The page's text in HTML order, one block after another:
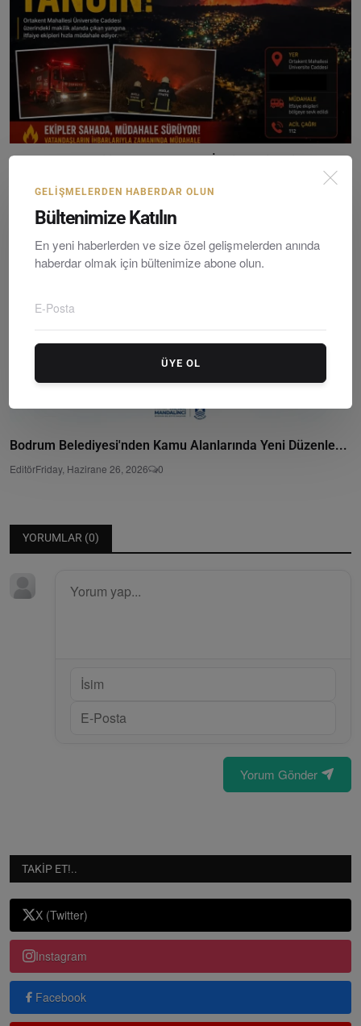
Ortakent’te Makilik Alanda Yangın: İtfaiye Ekipleri ...
Wednesday, Temmuzy 8, 2026
Bodrum Belediyesi'nden Kamu Alanlarında Yeni Düzenle...
EditörFriday, Hazirane 26, 2026 0
YORUMLAR (0)
Yorum Gönder
TAKIP ET!..
X (Twitter)
Instagram
Facebook
GELIŞMELERDEN HABERDAR OLUN
Bültenimize Katılın
En yeni haberlerden ve size özel gelişmelerden anında
haberdar olmak için bültenimize abone olun.
ÜYE OL